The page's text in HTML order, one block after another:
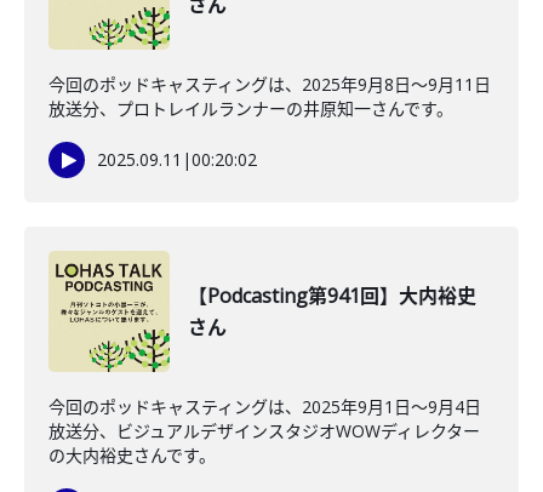
今回のポッドキャスティングは、2025年9月8日〜9月11日
放送分、プロトレイルランナーの井原知一さんです。
2025.09.11 |00:20:02
【Podcasting第941回】大内裕史
さん
今回のポッドキャスティングは、2025年9月1日〜9月4日
放送分、ビジュアルデザインスタジオWOWディレクター
の大内裕史さんです。